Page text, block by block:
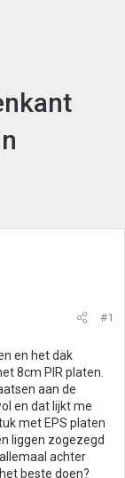
#1
en het dak
8cm PIR platen.
aan de
en dat lijkt me
met EPS platen
liggen zogezegd
achter
beste doen?